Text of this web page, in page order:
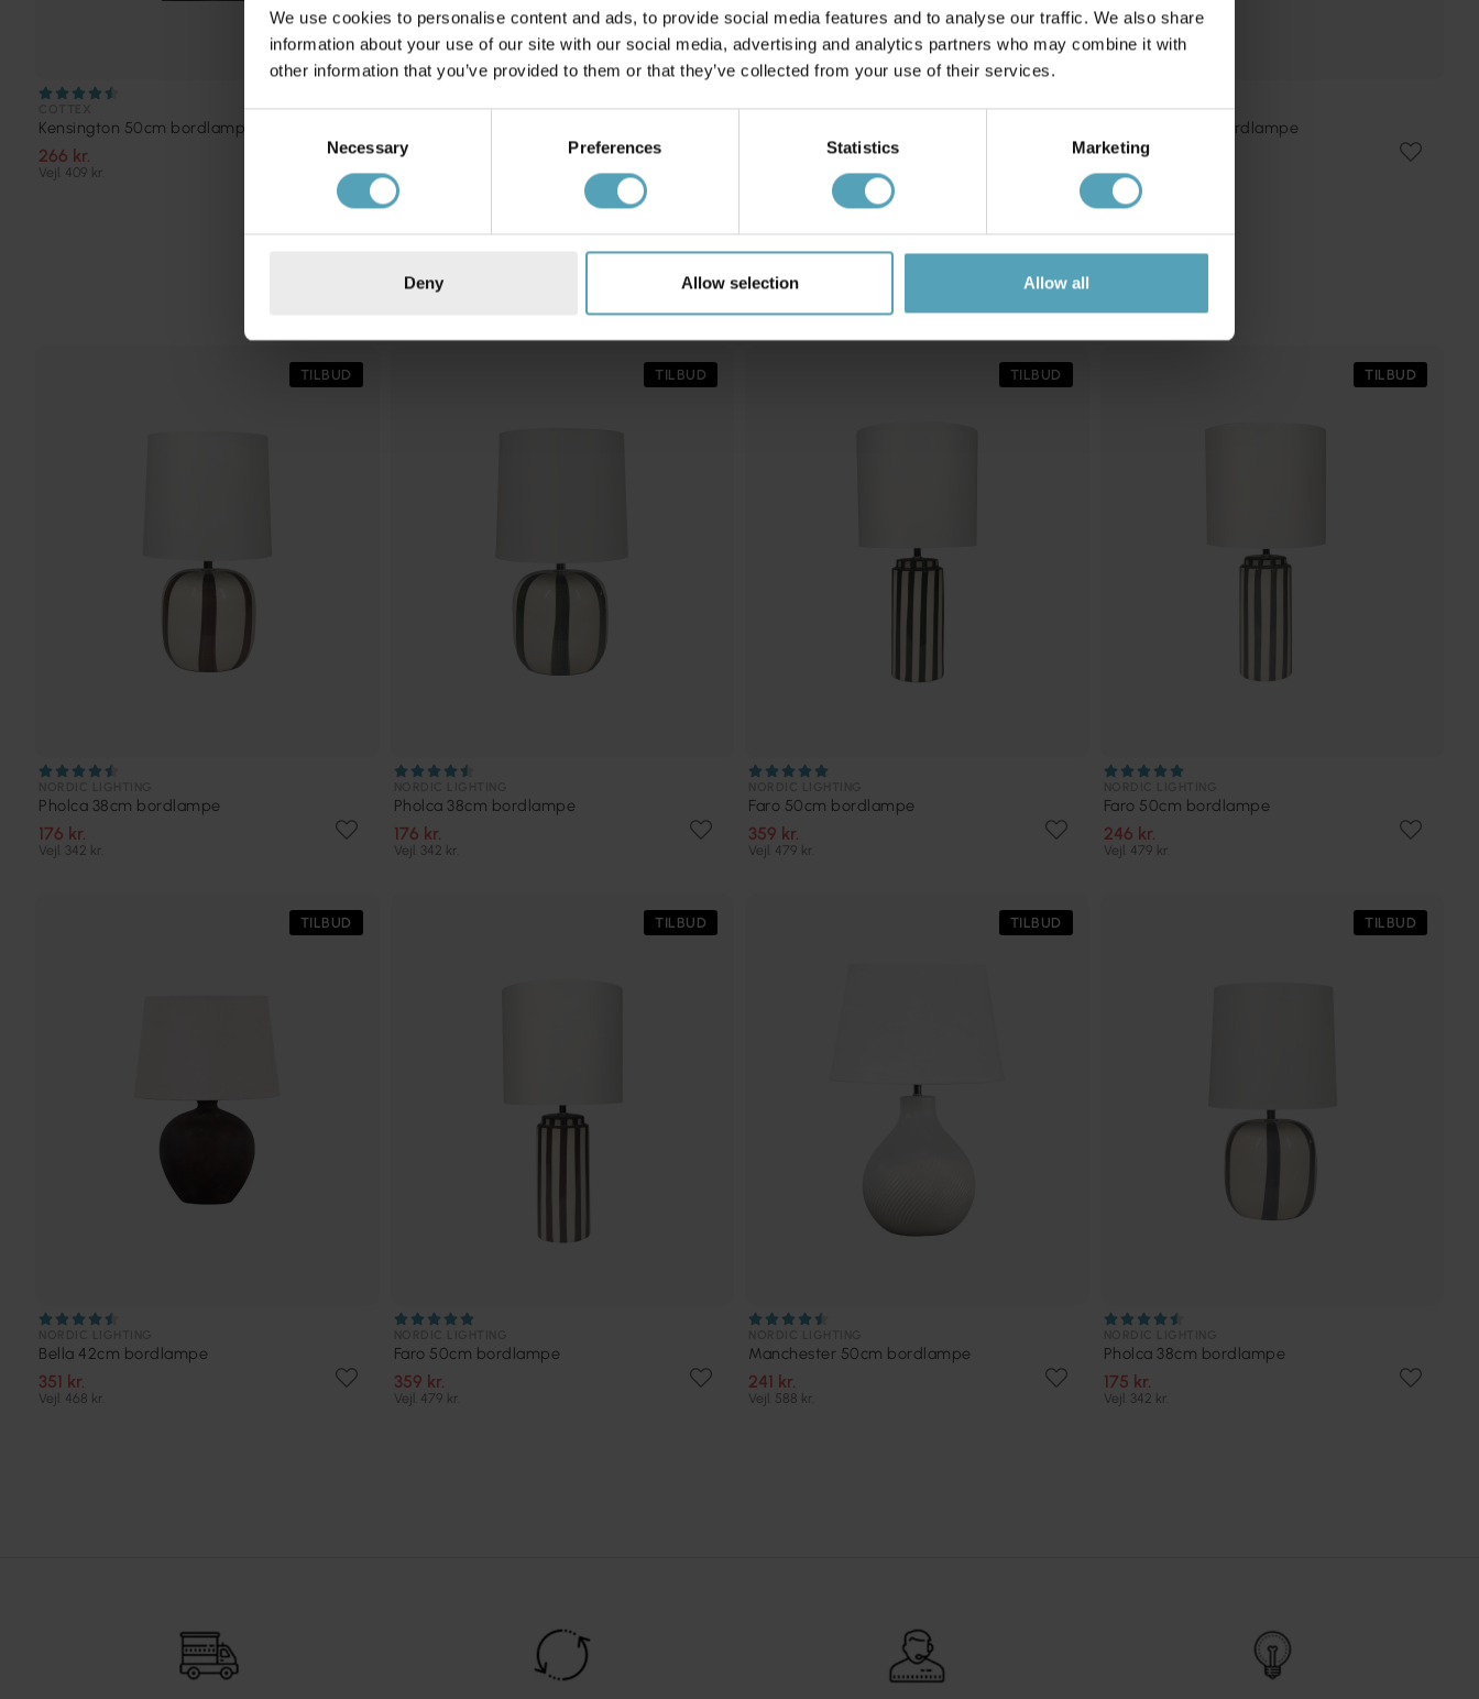
We use cookies to personalise content and ads, to provide social media features and to analyse our traffic. We also share
information about your use of our site with our social media, advertising and analytics partners who may combine it with
other information that you’ve provided to them or that they’ve collected from your use of their services.
Necessary Preferences Statistics Marketing
Deny Allow selection Allow all
Kensington 50cm bordlampe
266 kr.
Vejl. 409 kr.
PIXIE DESIGN
172 kr.
BRILLIANT NORDIC LIGHTING
X-factor 54cm bordlampe
285 kr.
Vejl. 380 kr.
Andre købte også
TILBUD
Pholca 38cm bordlampe
176 kr.
Vejl. 342 kr.
TILBUD
Pholca 38cm bordlampe
176 kr.
Vejl. 342 kr.
TILBUD
Faro 50cm bordlampe
359 kr.
Vejl. 479 kr.
TILBUD
Faro 50cm bordlampe
246 kr.
Vejl. 479 kr.
TILBUD
Bella 42cm bordlampe
351 kr.
Vejl. 468 kr.
TILBUD
Faro 50cm bordlampe
359 kr.
Vejl. 479 kr.
TILBUD
Manchester 50cm bordlampe
241 kr.
Vejl. 588 kr.
TILBUD
Pholca 38cm bordlampe
175 kr.
Vejl. 342 kr.